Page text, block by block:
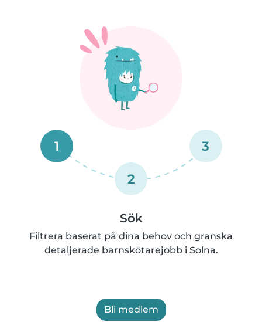
1
2
3
Sök
Filtrera baserat på dina behov och granska
detaljerade barnskötarejobb i Solna.
Bli medlem